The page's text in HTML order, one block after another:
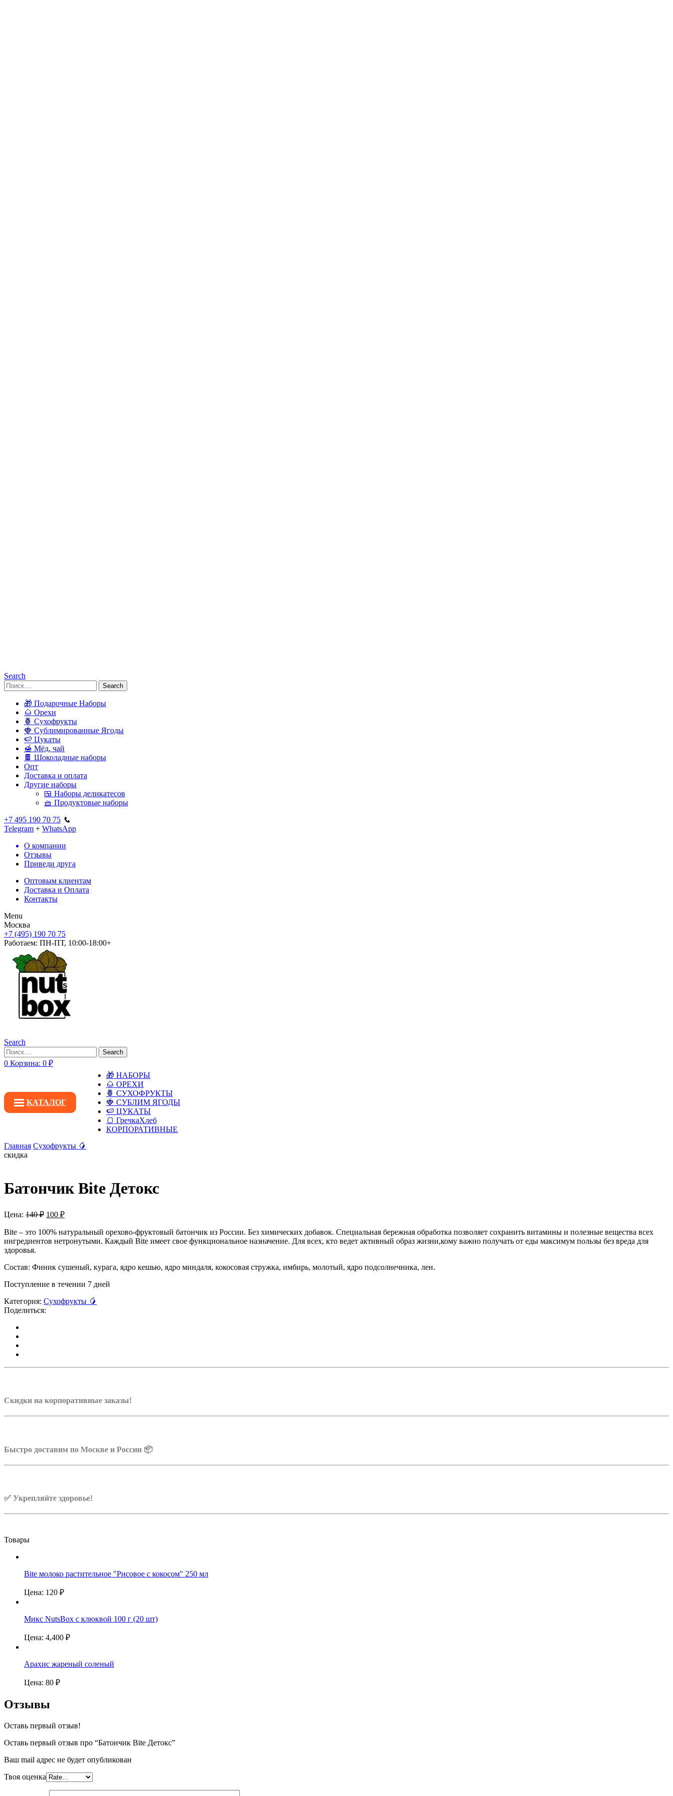
Search
Search
🎁 Подарочные Наборы
🌰 Орехи
🍍 Сухофрукты
🍓 Сублимированные Ягоды
🍉 Цукаты
🍯 Мёд, чай
🍫 Шоколадные наборы
Опт
Доставка и оплата
Другие наборы
🍱 Наборы деликатесов
🧺 Продуктовые наборы
+7 495 190 70 75 📞
Telegram + WhatsApp
О компании
Отзывы
Приведи друга
Оптовым клиентам
Доставка и Оплата
Контакты
Menu
Москва
+7 (495) 190 70 75
Работаем: ПН-ПТ, 10:00-18:00+
Search
Search
0 Корзина: 0 ₽
КАТАЛОГ
🎁 НАБОРЫ
🌰 ОРЕХИ
🍍 СУХОФРУКТЫ
🍓 СУБЛИМ ЯГОДЫ
🍉 ЦУКАТЫ
🍞 ГречкаХлеб
КОРПОРАТИВНЫЕ
Главная Сухофрукты 🥭
скидка
Батончик Bite Детокс
Цена: 140₽ 100 ₽
Bite – это 100% натуральный орехово-фруктовый батончик из России. Без химических добавок. Специальная бережная обработка позволяет сохранить витамины и полезные вещества всех
ингредиентов нетронутыми. Каждый Bite имеет свое функциональное назначение. Для всех, кто ведет активный образ жизни,кому важно получать от еды максимум пользы без вреда для
здоровья.
Состав: Финик сушеный, курага, ядро кешью, ядро миндаля, кокосовая стружка, имбирь, молотый, ядро подсолнечника, лен.
Поступление в течении 7 дней
Категория: Сухофрукты 🥭
Поделиться:
Скидки на корпоративные заказы!
Быстро доставим по Москве и России 📦
✅ Укрепляйте здоровье!
Товары
Bite молоко растительное "Рисовое с кокосом" 250 мл
Цена: 120 ₽
Микс NutsBox с клюквой 100 г (20 шт)
Цена: 4,400 ₽
Арахис жареный соленый
Цена: 80 ₽
Отзывы
Оставь первый отзыв!
Оставь первый отзыв про “Батончик Bite Детокс”
Ваш mail адрес не будет опубликован
Твоя оценка